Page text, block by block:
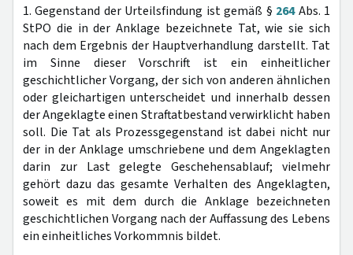
1. Gegenstand der Urteilsfindung ist gemäß § 264Abs. 1
StPO die in der Anklage bezeichnete Tat, wie sie sich
nach dem Ergebnis der Hauptverhandlung darstellt. Tat
im Sinne dieser Vorschrift ist ein einheitlicher
geschichtlicher Vorgang, der sich von anderen ähnlichen
oder gleichartigen unterscheidet und innerhalb dessen
der Angeklagte einen Straftatbestand verwirklicht haben
soll. Die Tat als Prozessgegenstand ist dabei nicht nur
der in der Anklage umschriebene und dem Angeklagten
darin zur Last gelegte Geschehensablauf; vielmehr
gehört dazu das gesamte Verhalten des Angeklagten,
soweit es mit dem durch die Anklage bezeichneten
geschichtlichen Vorgang nach der Auffassung des Lebens
ein einheitliches Vorkommnis bildet.